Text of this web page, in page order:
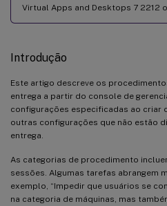
Virtual Apps and Desktops 7 2212
Introdução
Este artigo descreve os
entrega a partir do console de
configurações especificadas ao criar
outras configurações que não estão
entrega.
As categorias de procedimento
sessões. Algumas tarefas abrangem
exemplo, “Impedir que usuários se
na categoria de máquinas, mas